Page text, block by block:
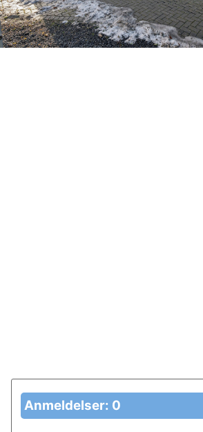
Anmeldelser: 0